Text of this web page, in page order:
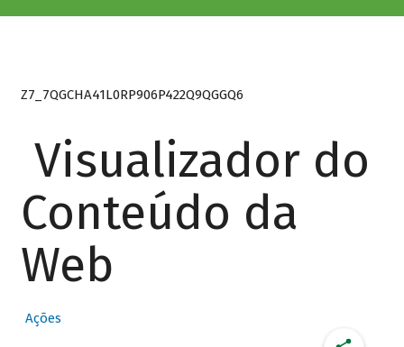
Z7_7QGCHA41L0RP906P422Q9QGGQ6
Visualizador do
Conteúdo da
Web
Ações